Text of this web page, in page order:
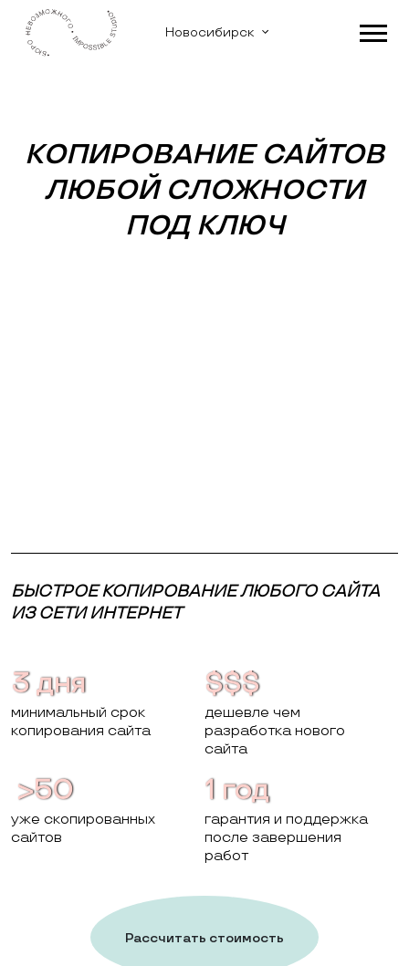
Новосибирск
КОПИРОВАНИЕ САЙТОВ
ЛЮБОЙ СЛОЖНОСТИ
ПОД КЛЮЧ
БЫСТРОЕ КОПИРОВАНИЕ ЛЮБОГО САЙТА
ИЗ СЕТИ ИНТЕРНЕТ
3 дня
минимальный срок
копирования сайта
$$$
дешевле чем
разработка нового
сайта
>50
уже скопированных
сайтов
1 год
гарантия и поддержка
после завершения
работ
Рассчитать стоимость